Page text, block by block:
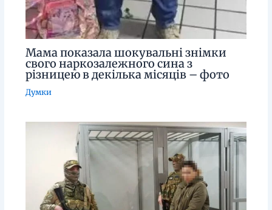
Мама показала шокувальні знімки
свого наркозалежного сина з
різницею в декілька місяців – фото
Думки